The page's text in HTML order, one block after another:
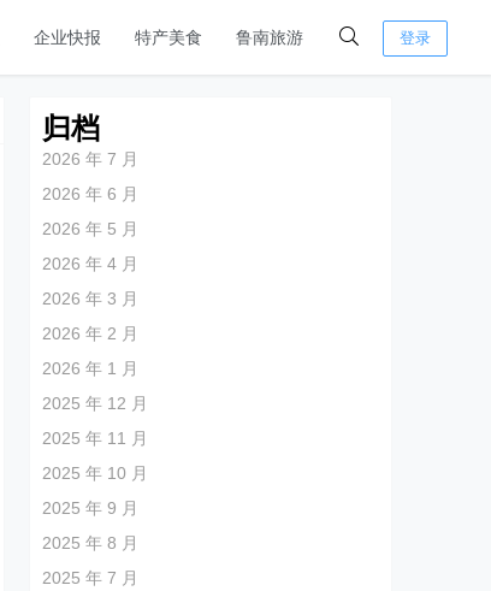
企业快报 特产美食 鲁南旅游 登录
归档
2026 年 7 月
2026 年 6 月
2026 年 5 月
2026 年 4 月
2026 年 3 月
2026 年 2 月
2026 年 1 月
2025 年 12 月
2025 年 11 月
2025 年 10 月
2025 年 9 月
2025 年 8 月
2025 年 7 月